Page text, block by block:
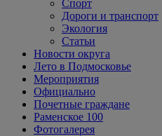
Спорт
Дороги и транспорт
Экология
Статьи
Новости округа
Лето в Подмосковье
Мероприятия
Официально
Почетные граждане
Раменское 100
Фотогалерея